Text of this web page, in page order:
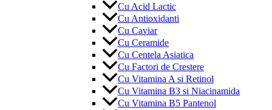
Cu Acid Lactic
Cu Antioxidanti
Cu Caviar
Cu Ceramide
Cu Centela Asiatica
Cu Factori de Crestere
Cu Vitamina A si Retinol
Cu Vitamina B3 si Niacinamida
Cu Vitamina B5 Pantenol